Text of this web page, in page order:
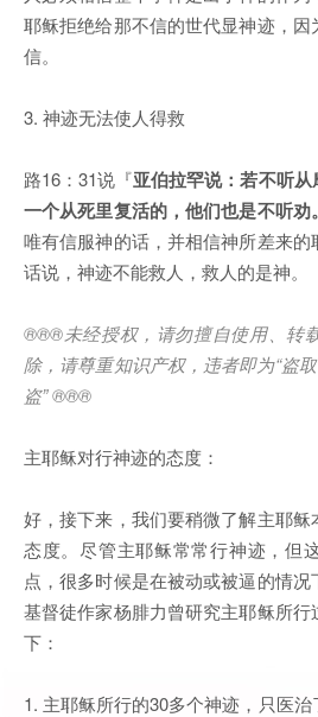
耶稣拒绝给那不信的世代显神迹，
信。
3. 神迹无法使人得救
路16：31说『亚伯拉罕说：若不听
一个从死里复活的，他们也是不听劝。
唯有信服神的话，并相信神所差来
话说，神迹不能救人，救人的是神。
®®®未经授权，请勿擅自使用、转
除，请尊重知识产权，违者即为“盗取
盗” ®®®
主耶稣对行神迹的态度：
好，接下来，我们要稍微了解主耶
态度。尽管主耶稣常常行神迹，但
点，很多时候是在被动或被逼的情
基督徒作家杨腓力曾研究主耶稣所
下：
1. 主耶稣所行的30多个神迹，只医